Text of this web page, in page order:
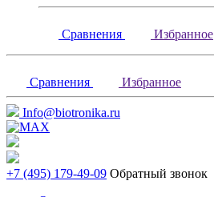
Сравнения Избранное
Сравнения Избранное
Info@biotronika.ru
+7 (495) 179-49-09 Обратный звонок